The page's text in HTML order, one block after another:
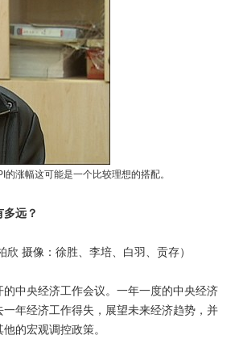
涨幅这可能是一个比较理想的搭配。
远？
摄像：徐胜、李培、白羽、贡存）
中央经济工作会议。一年一度的中央经济
年经济工作得失，展望未来经济趋势，并
的宏观调控政策。